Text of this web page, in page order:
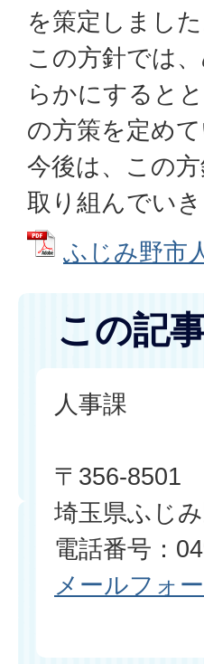
を策定しました
この方針では
らかにすると
の方策を定めて
今後は、この
取り組んでいき
ふじみ野市
この記
人事課
〒356-8501
埼玉県ふじ
電話番号：
メールフォ